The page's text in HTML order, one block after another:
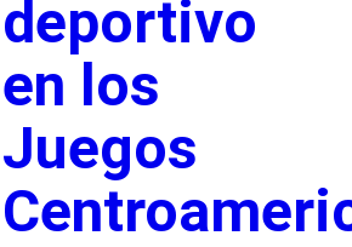
deportivo
en los
Juegos